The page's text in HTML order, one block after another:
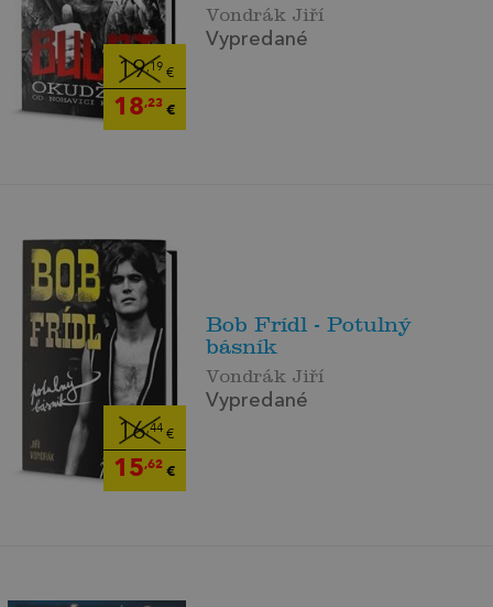
19,19 €
18,23€
Vondrák Jiří
Vypredané
16,44€
15,62€
Bob Frídl - Potulný
básník
Vondrák Jiří
Vypredané